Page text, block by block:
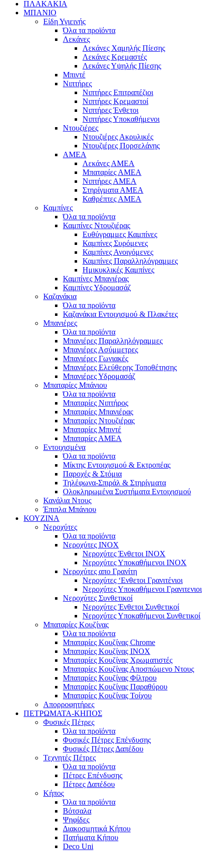
ΠΛΑΚΑΚΙΑ
ΜΠΑΝΙΟ
Είδη Υγιεινής
Όλα τα προϊόντα
Λεκάνες
Λεκάνες Χαμηλής Πίεσης
Λεκάνες Κρεμαστές
Λεκάνες Υψηλής Πίεσης
Μπιντέ
Νιπτήρες
Νιπτήρες Επιτραπέζιοι
Νιπτήρες Κρεμαστοί
Νιπτήρες Ένθετοι
Νιπτήρες Υποκαθήμενοι
Ντουζιέρες
Ντουζιέρες Ακρυλικές
Ντουζιέρες Πορσελάνης
ΑΜΕΑ
Λεκάνες ΑΜΕΑ
Μπαταρίες ΑΜΕΑ
Νιπτήρες ΑΜΕΑ
Στηρίγματα ΑΜΕΑ
Καθρέπτες ΑΜΕΑ
Καμπίνες
Όλα τα προϊόντα
Καμπίνες Ντουζιέρας
Ευθύγραμμες Καμπίνες
Καμπίνες Συρόμενες
Καμπίνες Ανοιγόμενες
Καμπίνες Παραλληλόγραμμες
Ημικυκλικές Καμπίνες
Καμπίνες Μπανιέρας
Καμπίνες Υδρομασάζ
Καζανάκια
Όλα τα προϊόντα
Καζανάκια Εντοιχισμού & Πλακέτες
Μπανιέρες
Όλα τα προϊόντα
Μπανιέρες Παραλληλόγραμμες
Μπανιέρες Ασύμμετρες
Μπανιέρες Γωνιακές
Μπανιέρες Ελεύθερης Τοποθέτησης
Μπανιέρες Υδρομασάζ
Μπαταρίες Μπάνιου
Όλα τα προϊόντα
Μπαταρίες Νιπτήρος
Μπαταρίες Μπανιέρας
Μπαταρίες Ντουζιέρας
Μπαταρίες Μπιντέ
Μπαταρίες ΑΜΕΑ
Εντοιχισμένα
Όλα τα προϊόντα
Μίκτης Εντοιχισμού & Εκτροπέας
Παροχές & Στόμια
Τηλέφωνα-Σπιράλ & Στηρίγματα
Ολοκληρωμένα Συστήματα Εντοιχισμού
Κανάλια Ντους
Έπιπλα Μπάνιου
ΚΟΥΖΙΝΑ
Νεροχύτες
Όλα τα προϊόντα
Νεροχύτες ΙΝΟΧ
Νεροχύτες Ένθετοι INOX
Νεροχύτες Υποκαθήμενοι INOX
Νεροχύτες απο Γρανίτη
Νεροχύτες ‘Ενθετοι Γρανιτένιοι
Νεροχύτες Υποκαθήμενοι Γρανιτενιοι
Νεροχύτες Συνθετικοί
Νεροχύτες Ένθετοι Συνθετικοί
Νεροχύτες Υποκαθήμενοι Συνθετικοί
Μπαταρίες Κουζίνας
Όλα τα προϊόντα
Μπαταρίες Κουζίνας Chrome
Μπαταρίες Κουζίνας INOX
Μπαταρίες Κουζίνας Χρωματιστές
Μπαταρίες Κουζίνας Αποσπώμενο Ντους
Μπαταρίες Κουζίνας Φίλτρου
Μπαταρίες Κουζίνας Παραθύρου
Μπαταρίες Κουζίνας Τοίχου
Απορροφητήρες
ΠΕΤΡΩΜΑΤΑ-ΚΗΠΟΣ
Φυσικές Πέτρες
Όλα τα προϊόντα
Φυσικές Πέτρες Επένδυσης
Φυσικές Πέτρες Δαπέδου
Τεχνητές Πέτρες
Όλα τα προϊόντα
Πέτρες Επένδυσης
Πέτρες Δαπέδου
Κήπος
Όλα τα προϊόντα
Βότσαλα
Ψηφίδες
Διακοσμητικά Κήπου
Πατήματα Κήπου
Deco Uni